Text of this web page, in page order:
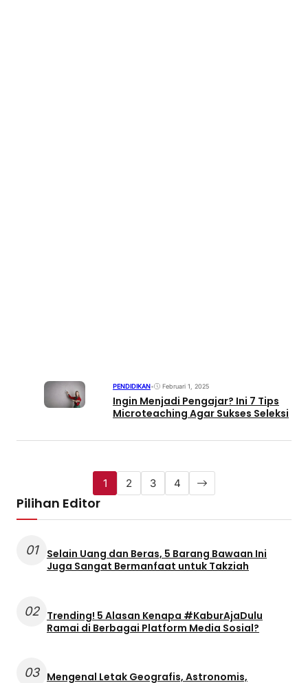
PENDIDIKAN• Februari 1, 2025
Ingin Menjadi Pengajar? Ini 7 Tips
Microteaching Agar Sukses Seleksi
1 2 3 4
Pilihan Editor
01
Selain Uang dan Beras, 5 Barang Bawaan Ini
Juga Sangat Bermanfaat untuk Takziah
02 Trending! 5 Alasan Kenapa #KaburAjaDulu
Ramai di Berbagai Platform Media Sosial?
03 Mengenal Letak Geografis, Astronomis,